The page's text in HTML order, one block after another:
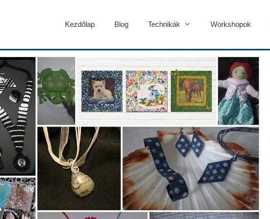
Kezdőlap Blog Technikák Workshopok